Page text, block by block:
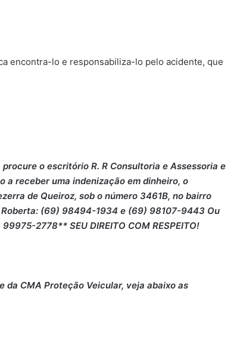
encontra-lo e responsabiliza-lo pelo acidente, que
o escritório R. R Consultoria e Assessoria e
a receber uma indenização em dinheiro, o
de Queiroz, sob o número 3461B, no bairro
Roberta: (69) 98494-1934 e (69) 98107-9443 Ou
2778** SEU DIREITO COM RESPEITO!
da CMA Proteção Veicular, veja abaixo as